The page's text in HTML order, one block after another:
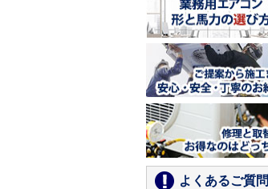
よくあるご質問